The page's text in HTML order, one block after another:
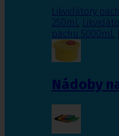
Likvidátory
250ml,
pachu 5000ml,
Nádoby